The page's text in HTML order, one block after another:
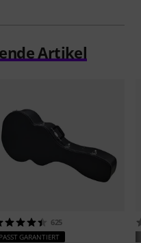
Artikel
625
PASST GARANTIERT